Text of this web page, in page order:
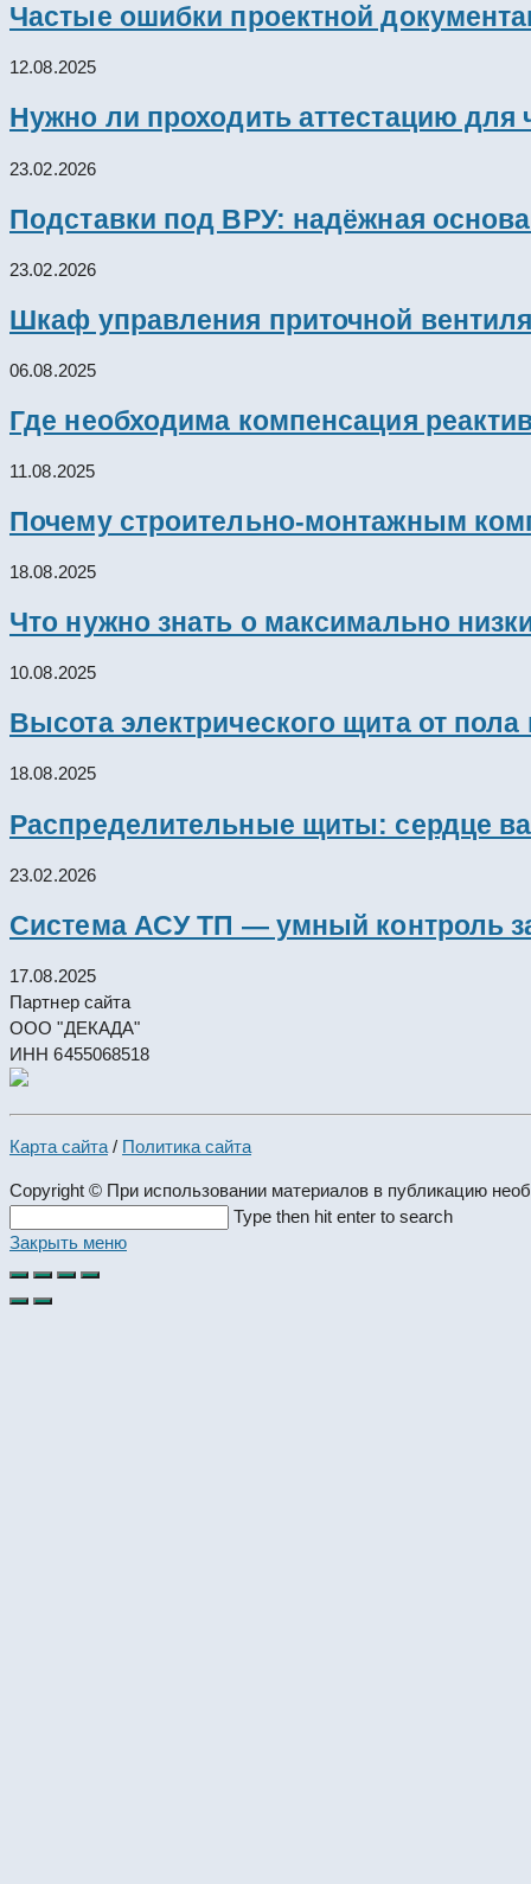
Частые ошибки проектной
12.08.2025
Нужно ли проходить аттестацию для
23.02.2026
Подставки под ВРУ: надёжная
23.02.2026
Шкаф управления приточной
06.08.2025
Где необходима компенсация
11.08.2025
Почему строительно-монтажным
18.08.2025
Что нужно знать о максимально
10.08.2025
Высота электрического щита от
18.08.2025
Распределительные щиты: сердце
23.02.2026
Система АСУ ТП — умный контроль
17.08.2025
Партнер сайта
ООО "ДЕКАДА"
ИНН 6455068518
Карта сайта / Политика сайта
Copyright © При использовании материалов в публикацию
this
website
Type then hit enter to search
Закрыть меню